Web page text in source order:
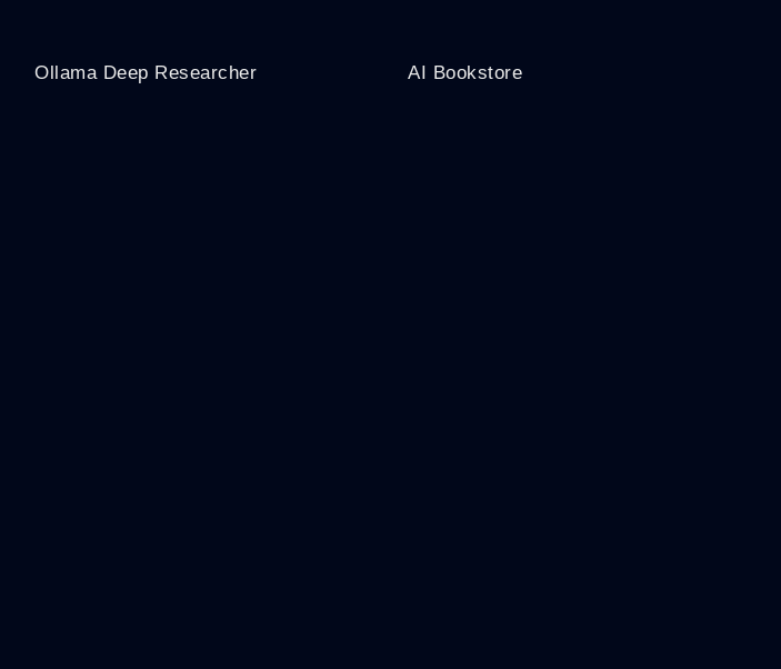
Ollama Deep Researcher AI Bookstore